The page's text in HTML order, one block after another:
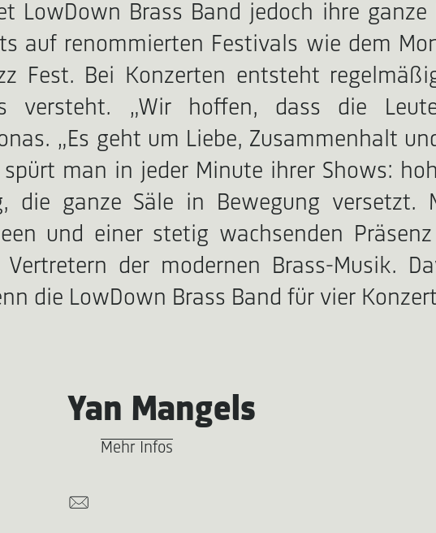
LowDown Brass Band jedoch ihre
auf renommierten Festivals wie dem
Fest. Bei Konzerten entsteht
versteht. „Wir hoffen, dass die
„Es geht um Liebe, Zusammenhalt
spürt man in jeder Minute ihrer Shows:
die ganze Säle in Bewegung
und einer stetig wachsenden
Vertretern der modernen Brass-Musik.
die LowDown Brass Band für vier
Yan Mangels
Mehr Infos